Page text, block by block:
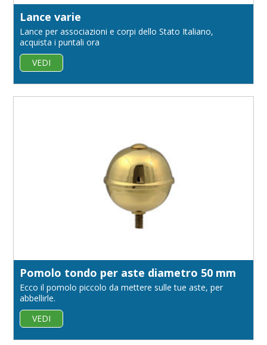
Lance varie
Lance per associazioni e corpi dello Stato Italiano,
acquista i puntali ora
VEDI
Pomolo tondo per aste diametro 50 mm
Ecco il pomolo piccolo da mettere sulle tue aste, per
abbellirle.
VEDI